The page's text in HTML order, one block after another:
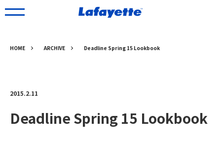
HOME ARCHIVE Deadline Spring 15 Lookbook
2015.2.11
Deadline Spring 15 Lookbook